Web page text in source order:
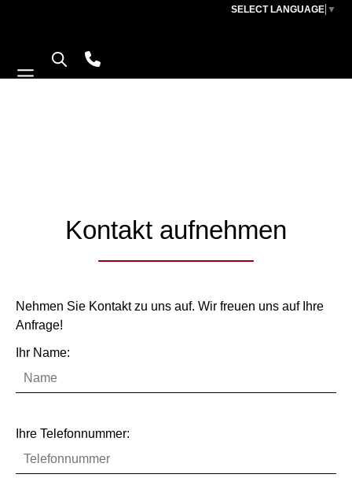
SELECT LANGUAGE ▼
Kontakt aufnehmen
Nehmen Sie Kontakt zu uns auf. Wir freuen uns auf Ihre
Anfrage!
Ihr Name:
Ihre Telefonnummer: